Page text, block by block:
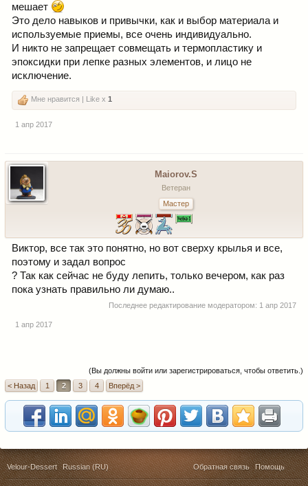
мешает
Это дело навыков и привычки, как и выбор материала и
используемые приемы, все очень индивидуально.
И никто не запрещает совмещать и термопластику и
эпоксидки при лепке разных элементов, и лицо не
исключение.
Мне нравится | Like x 1
1 апр 2017
Maiorov.S
Ветеран
Мастер
Виктор, все так это понятно, но вот сверху крылья и все,
поэтому и задал вопрос
? Так как сейчас не буду лепить, только вечером, как раз
пока узнать правильно ли думаю..
Последнее редактирование модератором: 1 апр 2017
1 апр 2017
(Вы должны войти или зарегистрироваться, чтобы ответить.)
< Назад
1 2 3 4 Вперёд >
Velour-Dessert Russian (RU) Обратная связь Помощь